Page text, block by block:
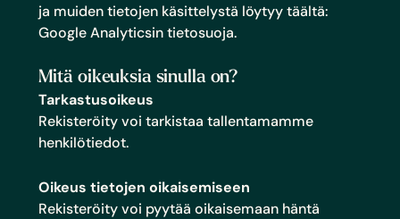
ja muiden tietojen käsittelystä löytyy täältä:
Google Analyticsin tietosuoja.
Mitä oikeuksia sinulla on?
Tarkastusoikeus
Rekisteröity voi tarkistaa tallentamamme
henkilötiedot.
Oikeus tietojen oikaisemiseen
Rekisteröity voi pyytää oikaisemaan häntä